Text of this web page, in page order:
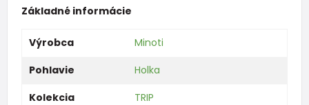
Základné informácie
Výrobca
Minoti
Pohlavie
Holka
Kolekcia
TRIP